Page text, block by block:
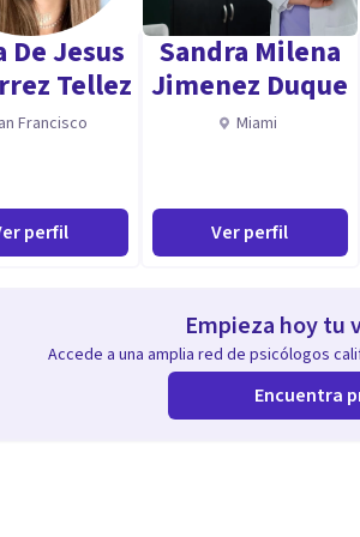
Coaching, integro la reconexión con el
para aflorar los estados
un objetivo, primero tenemos que
De Jesus
Tellez
Francisco
perfil
Sandra Milena
Jimenez Duque
Miami
Ver perfil
Empieza hoy tu
Accede a una amplia red de psicólogos
Encuentra